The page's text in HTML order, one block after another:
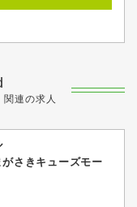
連の求人
さきキューズモー